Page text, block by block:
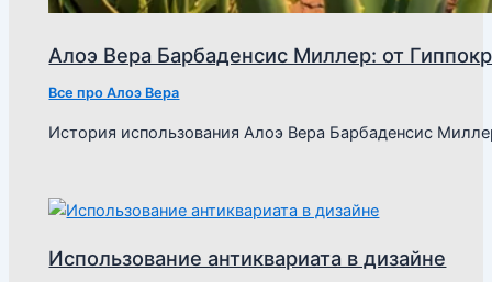
Алоэ Вера Барбаденсис Миллер: от
Все про Алоэ Вера
История использования Алоэ Вера Барбаденсис
Использование антиквариата в дизайне